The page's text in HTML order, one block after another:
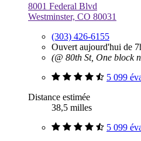
8001 Federal Blvd
Westminster, CO 80031
(303) 426-6155
Ouvert aujourd'hui de
(@ 80th St, One block
5 099
Distance estimée
38,5 milles
5 099